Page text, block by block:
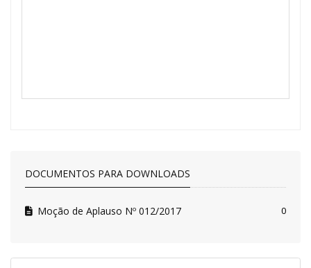
DOCUMENTOS PARA DOWNLOADS
Moção de Aplauso Nº 012/2017 0